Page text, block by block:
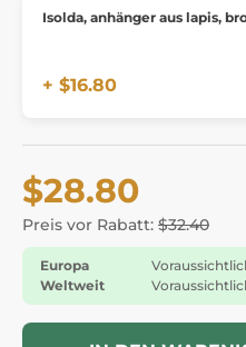
Isolda, anhänger aus lapis,
+ $16.80
$28.80
Preis vor Rabatt: $32.40
Europa
Weltweit